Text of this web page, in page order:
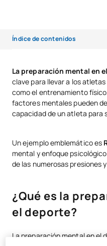
Índice de contenidos
Importancia de entrenar la
Cómo prepararse mentalmente
eficaces
Conclusión: Aprende de los
La preparación mental en
clave para llevar a los
como el entrenamiento
factores mentales pueden
capacidad de un atleta para
Un ejemplo emblemático es
mental y enfoque
de las numerosas presiones
¿Qué es la
el deporte?
La preparación mental en el